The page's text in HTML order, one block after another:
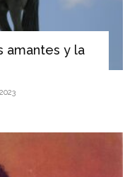
amantes y la